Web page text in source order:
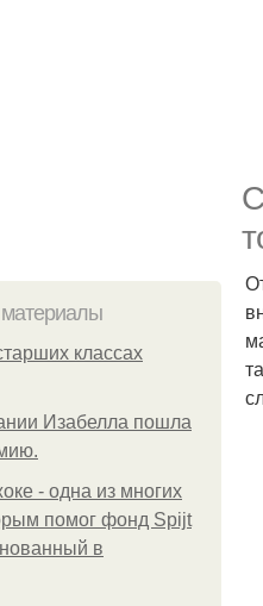
классах
Изабелла пошла
- одна из многих
помог фонд Spijt
в